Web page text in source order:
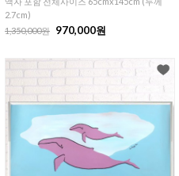
2.7cm)
1,350,000원
970,000원